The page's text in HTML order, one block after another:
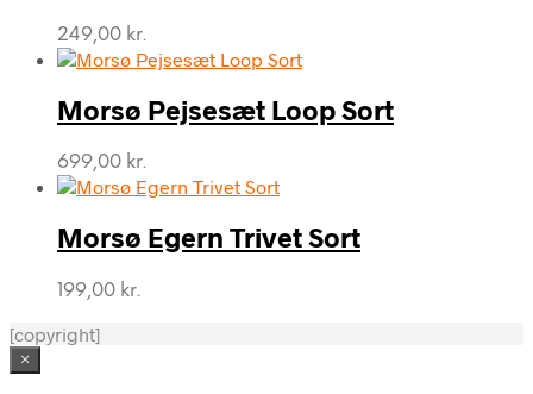
249,00 kr.
Morsø Pejsesæt Loop Sort
699,00 kr.
Morsø Egern Trivet Sort
199,00 kr.
[copyright]
×